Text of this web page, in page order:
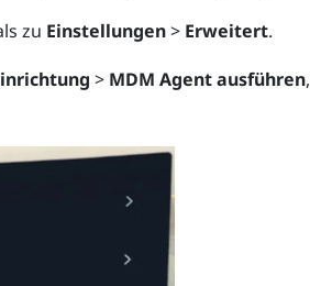
zu Einstellungen> Erweitert.
> MDM Agent ausführen,